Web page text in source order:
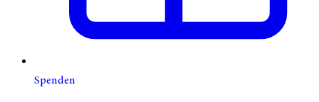
Spenden